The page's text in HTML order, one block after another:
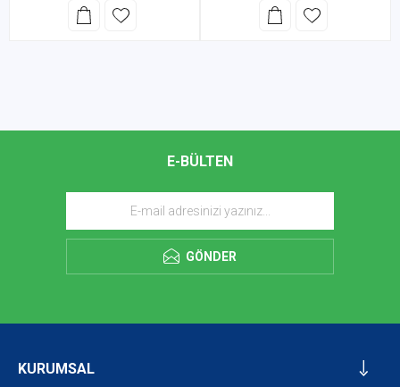
E-BÜLTEN
GÖNDER
KURUMSAL